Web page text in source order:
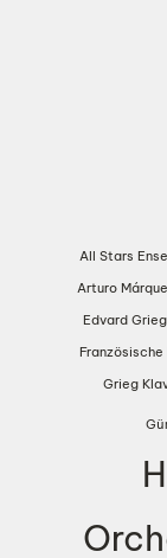
All Stars
Arturo
Edvard
Französische
Grieg